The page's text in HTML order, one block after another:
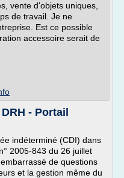
vente d'objets uniques,
de travail. Je ne
Est ce possible
accessoire serait de
- Portail
indéterminé (CDI) dans
2005-843 du 26 juillet
de questions
et la gestion même du